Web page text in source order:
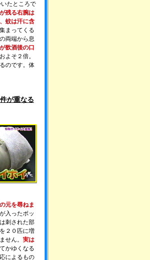
たところで
残る右腕は
蚊は汗に含
まってくる
両端から息
飲酒後の口
よそ２倍。
のです。体
が重なる
元を尋ねま
入ったボッ
刺された部
２０匹に増
せん。 実は
かゆくなる
によるもの